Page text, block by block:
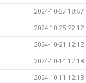
2024-10-27 18:57
2024-10-25 22:12
2024-10-21 12:12
2024-10-14 12:18
2024-10-11 12:13